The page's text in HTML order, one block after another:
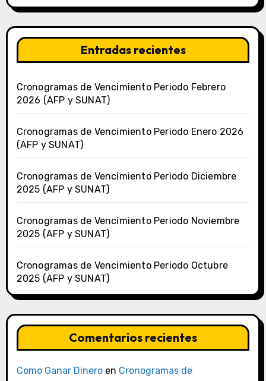
Entradas recientes
Cronogramas de Vencimiento Periodo Febrero
2026 (AFP y SUNAT)
Cronogramas de Vencimiento Periodo Enero 2026
(AFP y SUNAT)
Cronogramas de Vencimiento Periodo Diciembre
2025 (AFP y SUNAT)
Cronogramas de Vencimiento Periodo Noviembre
2025 (AFP y SUNAT)
Cronogramas de Vencimiento Periodo Octubre
2025 (AFP y SUNAT)
Comentarios recientes
Como Ganar Dineroen Cronogramas de